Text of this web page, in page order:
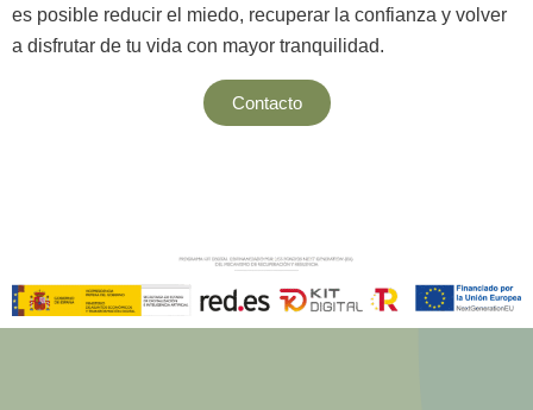
es posible reducir el miedo, recuperar la confianza y volver
a disfrutar de tu vida con mayor tranquilidad.
Contacto